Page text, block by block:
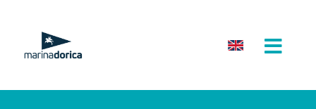
contenuto